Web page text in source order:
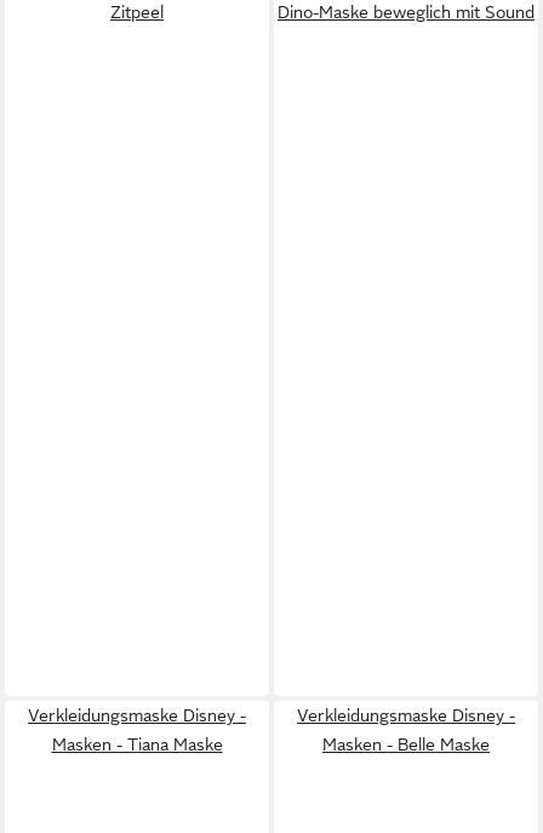
Zitpeel
Dino-Maske beweglich mit Sound
Verkleidungsmaske Disney -
Masken - Tiana Maske
Verkleidungsmaske Disney -
Masken - Belle Maske